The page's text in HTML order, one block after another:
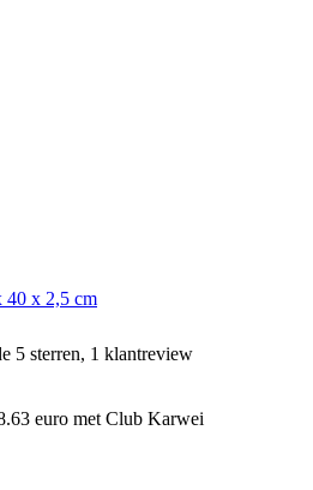
40 x 2,5 cm
5 sterren, 1 klantreview
euro met Club Karwei